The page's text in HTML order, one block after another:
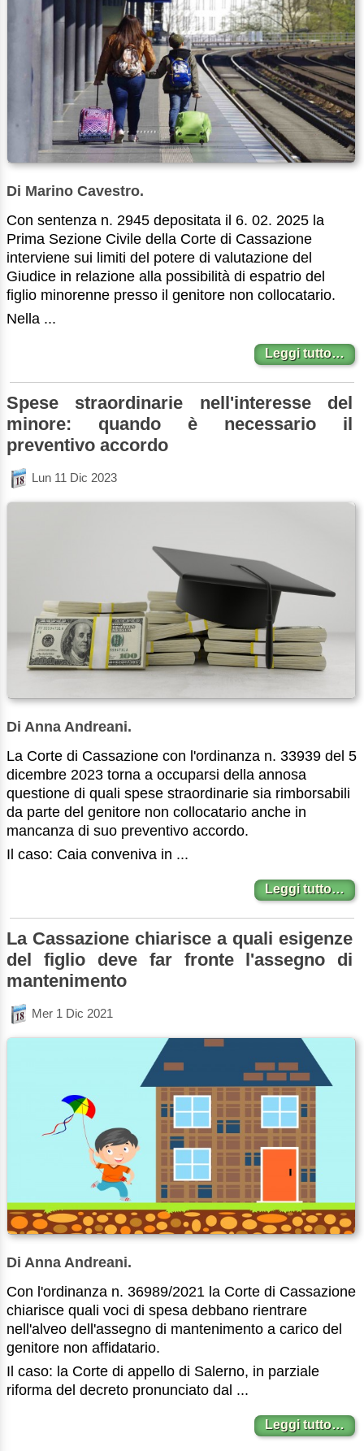
Di Marino Cavestro.
Con sentenza n. 2945 depositata il 6. 02. 2025 la
Prima Sezione Civile della Corte di Cassazione
interviene sui limiti del potere di valutazione del
Giudice in relazione alla possibilità di espatrio del
figlio minorenne presso il genitore non collocatario.
Nella ...
Leggi tutto…
Spese straordinarie nell'interesse del
minore: quando è necessario il
preventivo accordo
Lun 11 Dic 2023
Di Anna Andreani.
La Corte di Cassazione con l'ordinanza n. 33939 del 5
dicembre 2023 torna a occuparsi della annosa
questione di quali spese straordinarie sia rimborsabili
da parte del genitore non collocatario anche in
mancanza di suo preventivo accordo.
Il caso: Caia conveniva in ...
Leggi tutto…
La Cassazione chiarisce a quali esigenze
del figlio deve far fronte l'assegno di
mantenimento
Mer 1 Dic 2021
Di Anna Andreani.
Con l'ordinanza n. 36989/2021 la Corte di Cassazione
chiarisce quali voci di spesa debbano rientrare
nell'alveo dell'assegno di mantenimento a carico del
genitore non affidatario.
Il caso: la Corte di appello di Salerno, in parziale
riforma del decreto pronunciato dal ...
Leggi tutto…